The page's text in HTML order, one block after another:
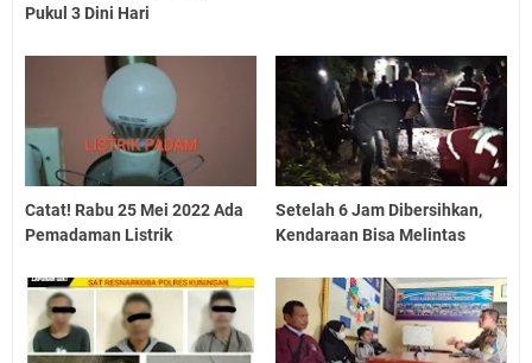
Pukul 3 Dini Hari
Catat! Rabu 25 Mei 2022 Ada
Pemadaman Listrik
Setelah 6 Jam Dibersihkan,
Kendaraan Bisa Melintas